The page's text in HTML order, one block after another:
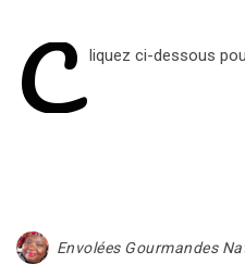
C liquez ci-dessous
Envolées Gourmandes